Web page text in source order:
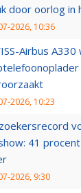
door oorlog in
2026, 10:36
Airbus
2026, 10:23
41
2026, 9:30